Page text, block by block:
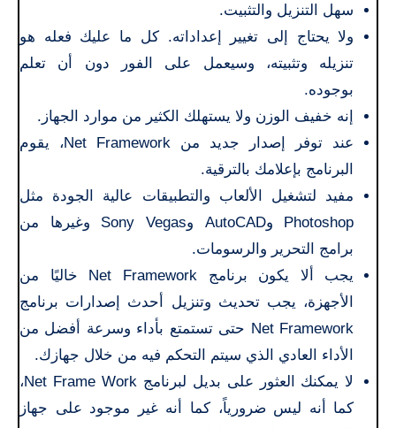
سهل التنزيل والتثبيت.
ولا يحتاج إلى تغيير إعداداته. كل ما عليك فعله هو
تنزيله وتثبيته، وسيعمل على الفور دون أن تعلم
بوجوده.
إنه خفيف الوزن ولا يستهلك الكثير من موارد الجهاز.
عند توفر إصدار جديد من Net Framework، يقوم
البرنامج بإعلامك بالترقية.
مفيد لتشغيل الألعاب والتطبيقات عالية الجودة مثل
Photoshop وAutoCAD وSony Vegas وغيرها من
برامج التحرير والرسومات.
يجب ألا يكون برنامج Net Framework خاليًا من
الأجهزة، يجب تحديث وتنزيل أحدث إصدارات برنامج
Net Framework حتى تستمتع بأداء وسرعة أفضل من
الأداء العادي الذي سيتم التحكم فيه من خلال جهازك.
لا يمكنك العثور على بديل لبرنامج Net Frame Work،
كما أنه ليس ضرورياً، كما أنه غير موجود على جهاز